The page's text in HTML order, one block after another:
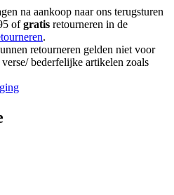
na aankoop naar ons terugsturen
ofgratis retourneren in de
.
retourneren gelden niet voor
bederfelijke artikelen zoals